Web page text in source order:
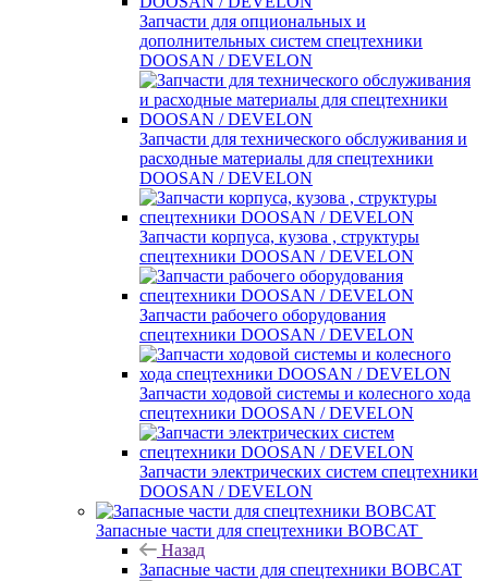
Запчасти для опциональных и
дополнительных систем спецтехники
DOOSAN / DEVELON
Запчасти для технического обслуживания и
расходные материалы для спецтехники
DOOSAN / DEVELON
Запчасти корпуса, кузова , структуры
спецтехники DOOSAN / DEVELON
Запчасти рабочего оборудования
спецтехники DOOSAN / DEVELON
Запчасти ходовой системы и колесного хода
спецтехники DOOSAN / DEVELON
Запчасти электрических систем спецтехники
DOOSAN / DEVELON
Запасные части для спецтехники BOBCAT
Назад
Запасные части для спецтехники BOBCAT